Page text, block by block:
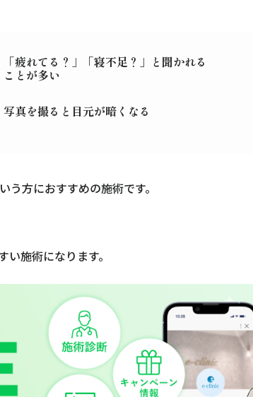
「疲れてる？」「寝不足？」と聞かれる
ことが多い
写真を撮ると目元が暗くなる
方におすすめの施術です。
施術になります。